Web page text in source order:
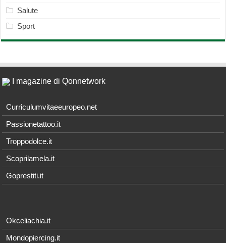
Salute
Sport
I magazine di Qonnetwork
Curriculumvitaeeuropeo.net
Passionetattoo.it
Troppodolce.it
Scoprilamela.it
Goprestiti.it
Okceliachia.it
Mondopiercing.it